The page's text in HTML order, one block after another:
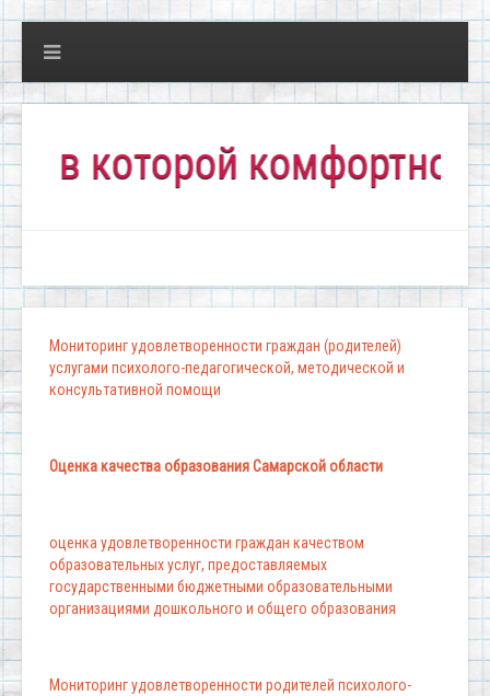
комфортно всем!"
Мониторинг удовлетворенности граждан (родителей)
услугами психолого-педагогической, методической и
консультативной помощи
Оценка качества образования Самарской области
оценка удовлетворенности граждан качеством
образовательных услуг, предоставляемых
государственными бюджетными образовательными
организациями дошкольного и общего образования
Мониторинг удовлетворенности родителей психолого-